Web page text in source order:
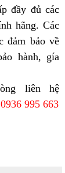
đầy đủ các
hãng. Các
đảm bảo về
hành, gía
liên hệ
995 663